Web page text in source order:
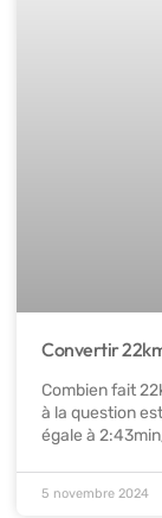
Convertir
Combien fait
à la question
égale à
5 novembre 2024